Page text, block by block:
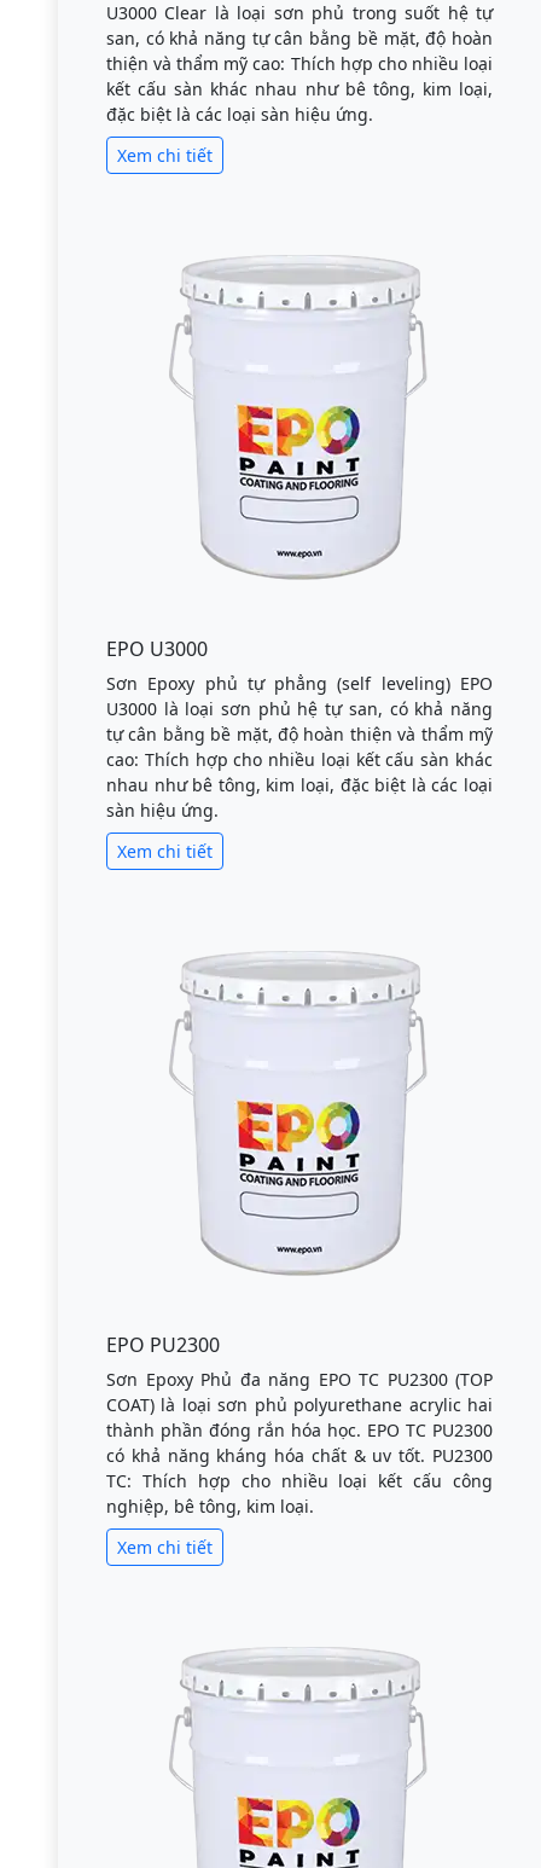
U3000 Clear là loại sơn phủ trong suốt hệ tự
san, có khả năng tự cân bằng bề mặt, độ hoàn
thiện và thẩm mỹ cao: Thích hợp cho nhiều loại
kết cấu sàn khác nhau như bê tông, kim loại,
đặc biệt là các loại sàn hiệu ứng.
Xem chi tiết
EPO U3000
Sơn Epoxy phủ tự phẳng (self leveling) EPO
U3000 là loại sơn phủ hệ tự san, có khả năng
tự cân bằng bề mặt, độ hoàn thiện và thẩm mỹ
cao: Thích hợp cho nhiều loại kết cấu sàn khác
nhau như bê tông, kim loại, đặc biệt là các loại
sàn hiệu ứng.
Xem chi tiết
EPO PU2300
Sơn Epoxy Phủ đa năng EPO TC PU2300 (TOP
COAT) là loại sơn phủ polyurethane acrylic hai
thành phần đóng rắn hóa học. EPO TC PU2300
có khả năng kháng hóa chất & uv tốt. PU2300
TC: Thích hợp cho nhiều loại kết cấu công
nghiệp, bê tông, kim loại.
Xem chi tiết